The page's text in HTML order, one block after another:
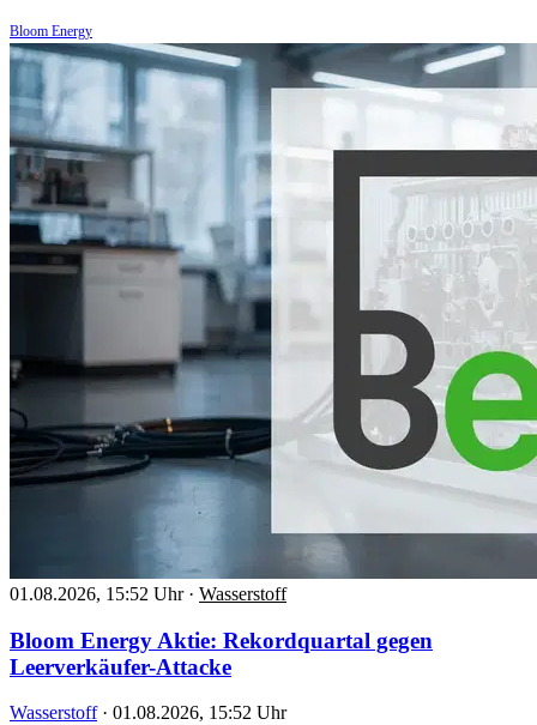
Bloom Energy
01.08.2026, 15:52 Uhr · Wasserstoff
Bloom Energy Aktie: Rekordquartal gegen
Leerverkäufer-Attacke
Wasserstoff · 01.08.2026, 15:52 Uhr